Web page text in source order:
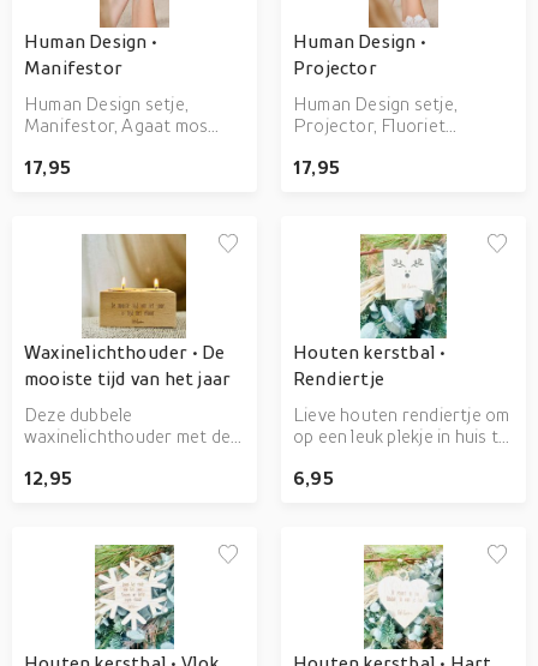
Human Design •
Manifestor
Human Design setje,
Manifestor, Agaat mos
kaartje.
17,95
Human Design •
Projector
Human Design setje,
Projector, Fluoriet
kaartje.
17,95
Waxinelichthouder • De
mooiste tijd van het jaar
Deze dubbele
waxinelichthouder met de
het jaar, is tijd met elkaar.' is
zus, buurvrouw, voor
iemand anders die lief hebt
of natuurlijk voor jezelf.
12,95
Houten kerstbal •
Rendiertje
Lieve houten rendiertje om
op een leuk plekje in huis te
6,95